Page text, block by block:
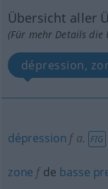
Übersicht aller
(Für mehr Details die
dépression,
dépression fa. FIG
zone fde basse